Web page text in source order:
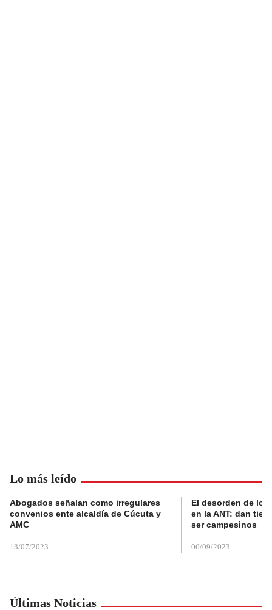
Lo más leído
Abogados señalan como irregulares
convenios ente alcaldía de Cúcuta y
AMC
13/07/2023
El desorden de
en la ANT: dan
ser campesinos
06/09/2023
Últimas Noticias